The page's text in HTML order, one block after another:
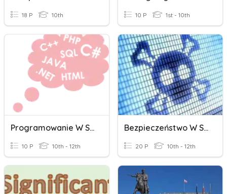
18 P 10th 10 P 1st - 10th
Programowanie W Scratchu
10 P 10th - 12th
Bezpieczeństwo W Sieci
20 P 10th - 12th